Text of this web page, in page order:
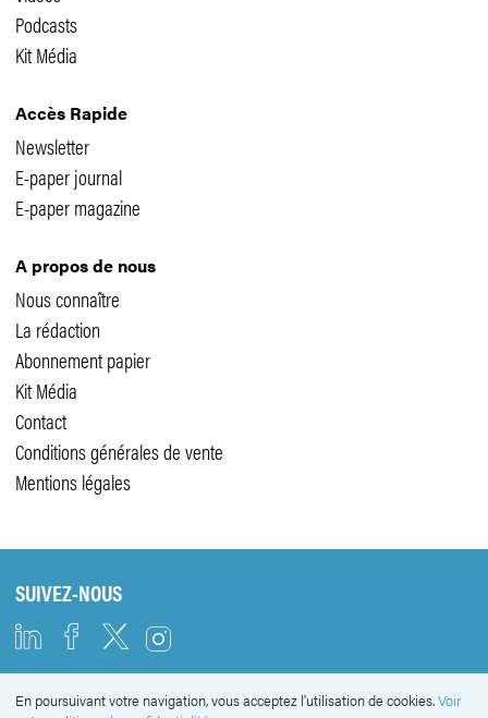
Podcasts
Kit Média
Accès Rapide
Newsletter
E-paper journal
E-paper magazine
A propos de nous
Nous connaître
La rédaction
Abonnement papier
Kit Média
Contact
Conditions générales de vente
Mentions légales
SUIVEZ-NOUS
En poursuivant votre navigation, vous acceptez l'utilisation de cookies.Voir